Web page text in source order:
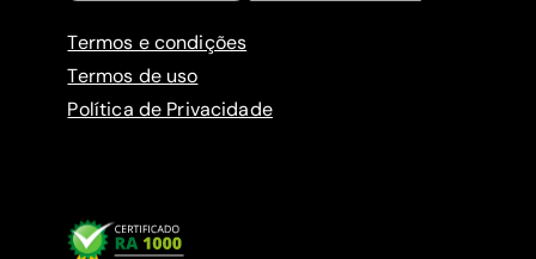
Termos e condições
Termos de uso
Política de Privacidade